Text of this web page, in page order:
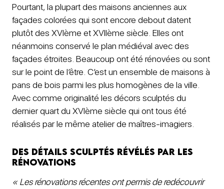
Pourtant, la plupart des maisons anciennes aux
façades colorées qui sont encore debout datent
plutôt des XVIème et XVIIème siècle. Elles ont
néanmoins conservé le plan médiéval avec des
façades étroites. Beaucoup ont été rénovées ou sont
sur le point de l’être. C’est un ensemble de maisons à
pans de bois parmi les plus homogènes de la ville.
Avec comme originalité les décors sculptés du
dernier quart du XVIème siècle qui ont tous été
réalisés par le même atelier de maîtres-imagiers.
Des détails sculptés révélés par les
rénovations
« Les rénovations récentes ont permis de redécouvrir